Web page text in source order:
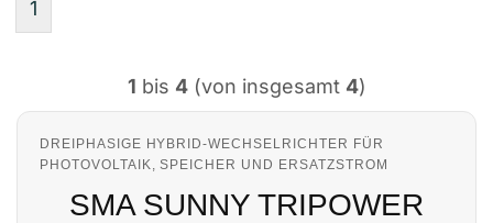
1
1 bis 4(von insgesamt 4)
DREIPHASIGE HYBRID-WECHSELRICHTER FÜR
PHOTOVOLTAIK, SPEICHER UND ERSATZSTROM
SMA SUNNY TRIPOWER